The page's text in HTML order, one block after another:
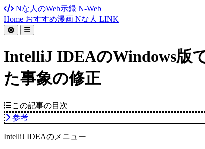
Nな人のWeb示録 N-Web
Home おすすめ漫画 Nな人 LINK
IntelliJ IDEAのWindows版
た事象の修正
この記事の目次
参考
IntelliJ IDEAのメニュー